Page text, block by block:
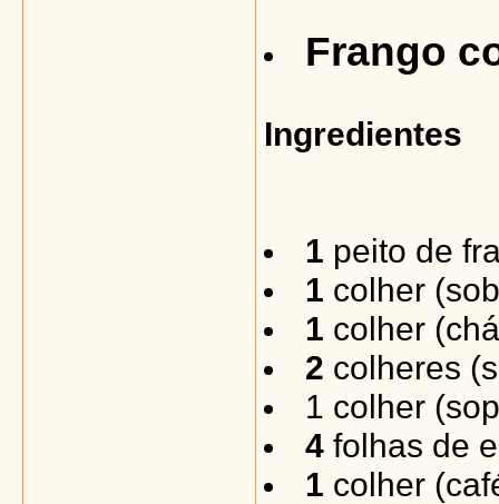
Frango
Ingredientes
1 peito de
1 colher
1 colher
2 colheres
1 colher
4 folhas de
1 colher